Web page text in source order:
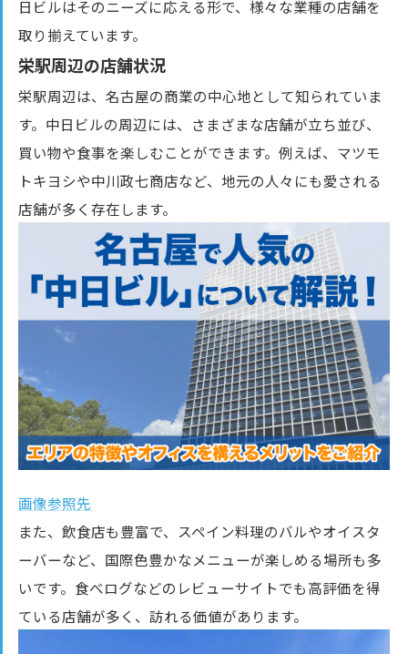
日ビルはそのニーズに応える形で、様々な業種の店舗を
取り揃えています。
栄駅周辺の店舗状況
栄駅周辺は、名古屋の商業の中心地として知られていま
す。中日ビルの周辺には、さまざまな店舗が立ち並び、
買い物や食事を楽しむことができます。例えば、マツモ
トキヨシや中川政七商店など、地元の人々にも愛される
店舗が多く存在します。
画像参照先
また、飲食店も豊富で、スペイン料理のバルやオイスタ
ーバーなど、国際色豊かなメニューが楽しめる場所も多
いです。食べログなどのレビューサイトでも高評価を得
ている店舗が多く、訪れる価値があります。